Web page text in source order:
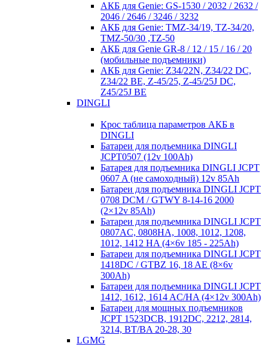
АКБ для Genie: GS-1530 / 2032 / 2632 /
2046 / 2646 / 3246 / 3232
АКБ для Genie: TMZ-34/19, TZ-34/20,
TMZ-50/30 ,TZ-50
АКБ для Genie GR-8 / 12 / 15 / 16 / 20
(мобильные подъемники)
АКБ для Genie: Z34/22N, Z34/22 DC,
Z34/22 BE, Z-45/25, Z-45/25J DC,
Z45/25J BE
DINGLI
Крос таблица параметров АКБ в
DINGLI
Батареи для подъемника DINGLI
JCPT0507 (12v 100Ah)
Батарея для подъемника DINGLI JCPT
0607 A (не самоходный) 12v 85Ah
Батареи для подъемника DINGLI JCPT
0708 DCM / GTWY 8-14-16 2000
(2×12v 85Ah)
Батареи для подъемника DINGLI JCPT
0807AC, 0808HA, 1008, 1012, 1208,
1012, 1412 HA (4×6v 185 - 225Ah)
Батареи для подъемника DINGLI JCPT
1418DC / GTBZ 16, 18 AE (8×6v
300Ah)
Батареи для подъемника DINGLI JCPT
1412, 1612, 1614 AC/HA (4×12v 300Ah)
Батареи для мощных подъемников
JCPT 1523DCB, 1912DC, 2212, 2814,
3214, BT/BA 20-28, 30
LGMG